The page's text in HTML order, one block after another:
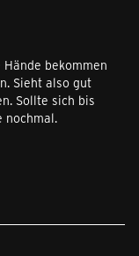
bekommen
Sieht also gut
Sollte sich bis
nochmal.